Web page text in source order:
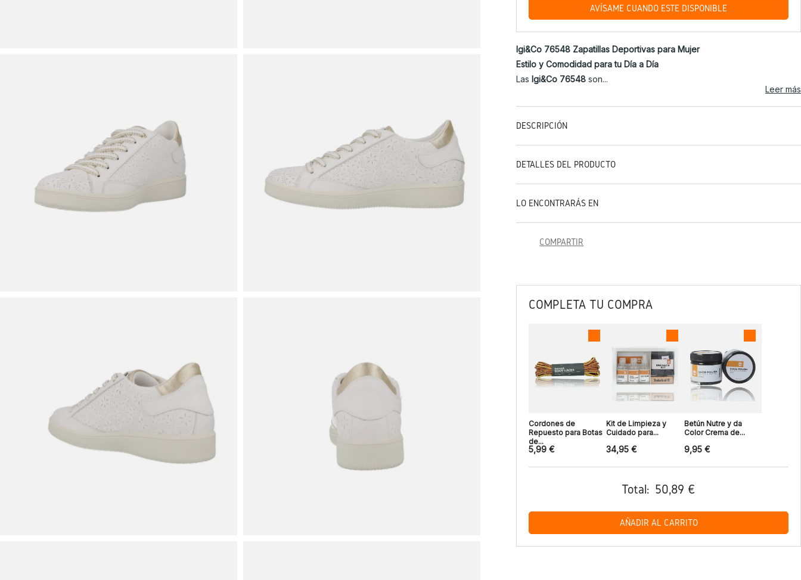
AVÍSAME CUANDO ESTÉ DISPONIBLE
Igi&Co 76548 Zapatillas Deportivas para Mujer
Estilo y Comodidad para tu Día a Día
Las Igi&Co 76548 son...
Leer más
DESCRIPCIÓN
DETALLES DEL PRODUCTO
LO ENCONTRARÁS EN
COMPARTIR
COMPLETA TU COMPRA
Cordones de
Repuesto para Botas
de...
5,99 €
Kit de Limpieza y
Cuidado para...
34,95 €
Betún Nutre y da
Color Crema de...
9,95 €
Total: 50,89 €
AÑADIR AL CARRITO